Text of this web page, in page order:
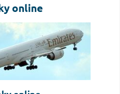
online